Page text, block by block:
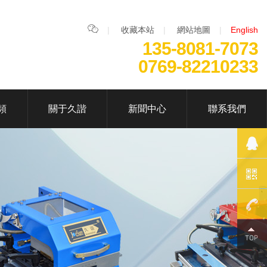
 | 收藏本站 | 網站地圖 | English
135-8081-7073
0769-82210233
關于久諧 新聞中心 聯系我們
135-
8081-